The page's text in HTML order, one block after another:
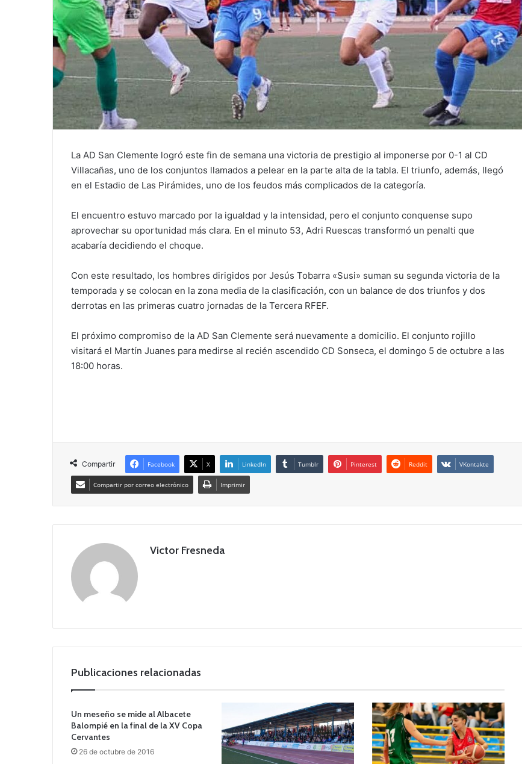
La AD San Clemente logró este fin de semana una victoria de prestigio al imponerse por 0-1 al CD
Villacañas, uno de los conjuntos llamados a pelear en la parte alta de la tabla. El triunfo, además, llegó
en el Estadio de Las Pirámides, uno de los feudos más complicados de la categoría.
El encuentro estuvo marcado por la igualdad y la intensidad, pero el conjunto conquense supo
aprovechar su oportunidad más clara. En el minuto 53, Adri Ruescas transformó un penalti que
acabaría decidiendo el choque.
Con este resultado, los hombres dirigidos por Jesús Tobarra «Susi» suman su segunda victoria de la
temporada y se colocan en la zona media de la clasificación, con un balance de dos triunfos y dos
derrotas en las primeras cuatro jornadas de la Tercera RFEF.
El próximo compromiso de la AD San Clemente será nuevamente a domicilio. El conjunto rojillo
visitará el Martín Juanes para medirse al recién ascendido CD Sonseca, el domingo 5 de octubre a las
18:00 horas.
Compartir Facebook X LinkedIn Tumblr Pinterest Reddit VKontakte
Compartir por correo electrónico Imprimir
Victor Fresneda
Publicaciones relacionadas
Un meseño se mide al Albacete
Balompié en la final de la XV Copa
Cervantes
26 de octubre de 2016